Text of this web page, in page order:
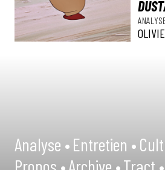
Analyse •Entretien •